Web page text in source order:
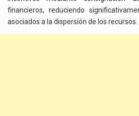
financieros, reduciendo
asociados a la dispersión de los recursos.